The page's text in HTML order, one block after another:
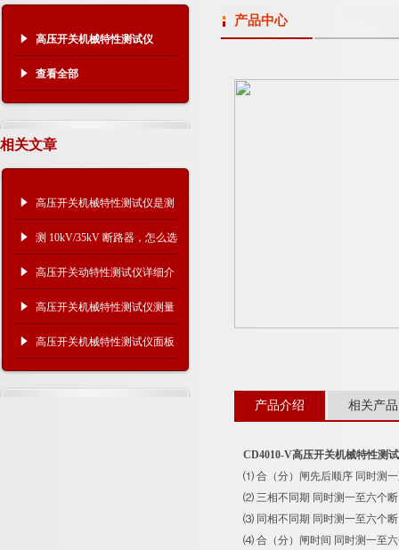
高压开关机械特性测试仪
查看全部
相关文章
高压开关机械特性测试仪是测
什么的？主要作用是什么？
测 10kV/35kV 断路器，怎么选
高压开关机械特性测试仪？
高压开关动特性测试仪详细介
绍
高压开关机械特性测试仪测量
术语解析
高压开关机械特性测试仪面板
示意图
产品中心
产品介绍 相关产品
CD4010-V高压开关机械特性测
⑴ 合（分）闸先后顺序 同时测
⑵ 三相不同期 同时测一至六个断
⑶ 同相不同期 同时测一至六个断
⑷ 合（分）闸时间 同时测一至六